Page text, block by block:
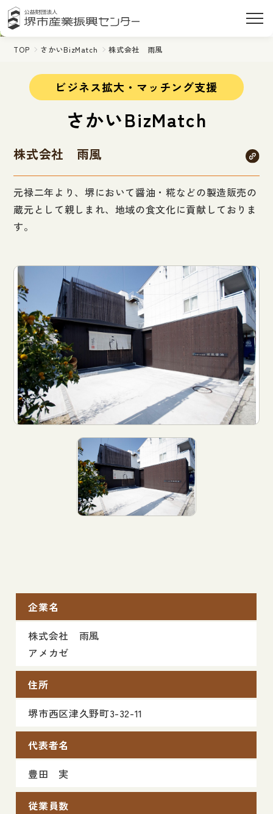
TOP さかいBizMatch 株式会社 雨風
ビジネス拡大・マッチング支援
さかいBizMatch
株式会社 雨風
元禄二年より、堺において醤油・糀などの製造販売の
蔵元として親しまれ、地域の食文化に貢献しておりま
す。
企業名
株式会社 雨風
アメカゼ
住所
堺市西区津久野町3-32-11
代表者名
豊田 実
従業員数